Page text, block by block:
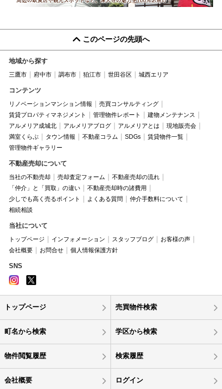
このページの先頭へ
地域から探す
三鷹市 府中市 調布市 狛江市 世田谷区 城西エリア
コンテンツ
リノベーションマンション情報
売買コンサルティング
賃貸プロパティマネジメント
管理物件レポート
建物メンテナンス
アルメリア成城北
アルメリアブログ アルメリアとは
現地販売会
満室くらぶ
タウン情報 不動産コラム SDGs
賃貸物件一覧
管理物件ギャラリー
不動産売却について
当社の不動売却 売却査定フォーム
不動産売却の流れ
「仲介」と「買取」の違い
不動産売却時の諸費用
少しでも高く売るポイント
よくある質問
仲介手数料について
相続相談
当社について
トップページ インフォメーション スタッフブログ
お客様の声
会社概要
お問合せ 個人情報保護方針
SNS
トップページ 売買物件検索
町名から検索 学区から検索
物件閲覧履歴 検索履歴
会社概要 ログイン